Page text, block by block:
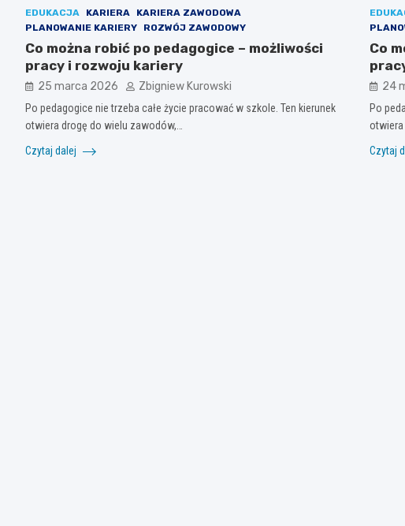
EDUKACJA KARIERA
KARIERA ZAWODOWA
PLANOWANIE KARIERY
ROZWÓJ ZAWODOWY
Co można robić po pedagogice – możliwości
pracy i rozwoju kariery
25 marca 2026 Zbigniew Kurowski
Po pedagogice nie trzeba całe życie pracować w szkole. Ten kierunek
otwiera drogę do wielu zawodów,…
Czytaj dalej
Co
24
Po
otwiera
Czytaj